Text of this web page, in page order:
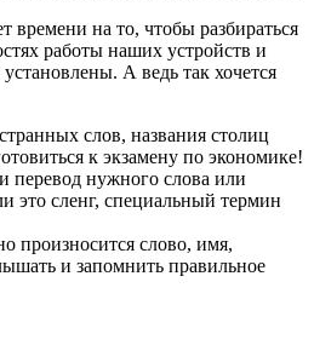
времени на то, чтобы разбираться
работы наших устройств и
А ведь так хочется
слов, названия столиц
к экзамену по экономике!
перевод нужного слова или
это сленг, специальный термин
произносится слово, имя,
и запомнить правильное